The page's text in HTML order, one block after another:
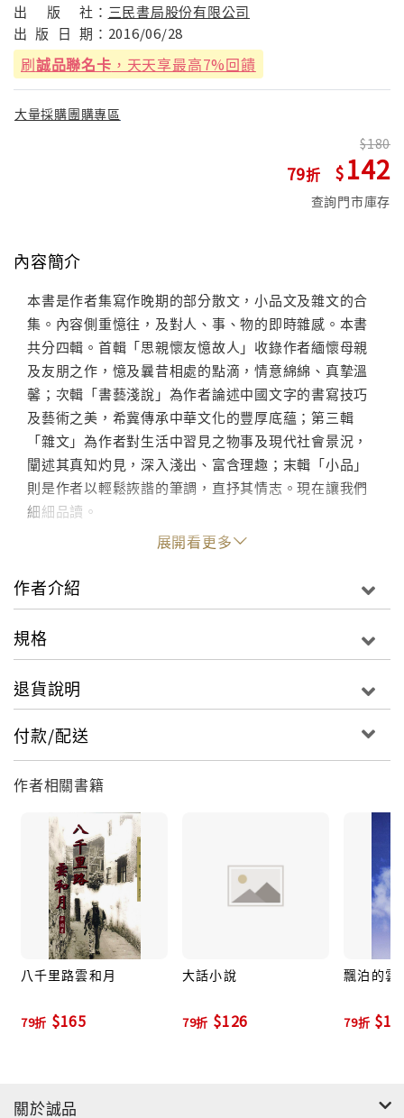
出
版 社： 三民書局股份有限公司
出 版 日 期： 2016/06/28
刷誠品聯名卡 ，天天享最高7%回饋
大量採購團購專區
79
180
142
查詢門市庫存
內容簡介
本書是作者集寫作晚期的部分散文，小品文及雜文的合
集。內容側重憶往，及對人、事、物的即時雜感。本書
共分四輯。首輯「思親懷友憶故人」收錄作者緬懷母親
及友朋之作，憶及曩昔相處的點滴，情意綿綿、真摯溫
馨；次輯「書藝淺說」為作者論述中國文字的書寫技巧
及藝術之美，希冀傳承中華文化的豐厚底蘊；第三輯
「雜文」為作者對生活中習見之物事及現代社會景況，
闡述其真知灼見，深入淺出、富含理趣；末輯「小品」
則是作者以輕鬆詼諧的筆調，直抒其情志。現在讓我們
細細品讀。
展開看更多
作者介紹
規格
退貨說明
付款/配送
作者相關書籍
八千里路雲和月
79折 $165
大話小說
79折 $126
飄泊的雲
79折
關於誠品